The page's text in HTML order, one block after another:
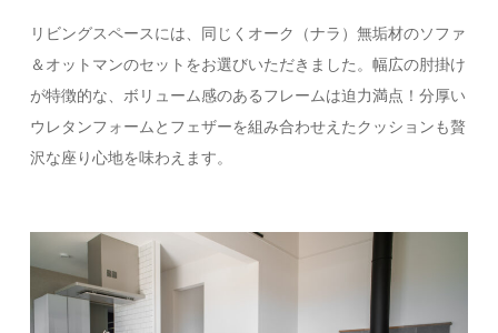
リビングスペースには、同じくオーク（ナラ）無垢材のソファ
＆オットマンのセットをお選びいただきました。幅広の肘掛け
が特徴的な、ボリューム感のあるフレームは迫力満点！分厚い
ウレタンフォームとフェザーを組み合わせえたクッションも贅
沢な座り心地を味わえます。